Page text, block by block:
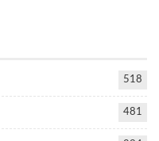
518
481